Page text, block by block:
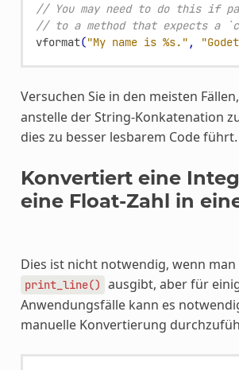
// You may need to do this if
// to a method that expects a
vformat("My name is %s." ,
Versuchen Sie in den meisten Fällen,
anstelle der String-Konkatenation
dies zu besser lesbarem Code führt.
Konvertiert eine
eine Float-Zahl in
Dies ist nicht notwendig, wenn
print_line()
ausgibt, aber für
Anwendungsfälle kann es
manuelle Konvertierung